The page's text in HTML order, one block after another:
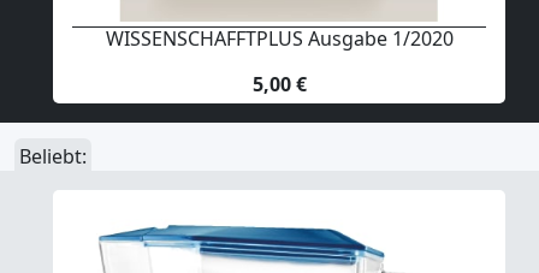
WISSENSCHAFFTPLUS Ausgabe 1/2020
5,00 €
Beliebt: